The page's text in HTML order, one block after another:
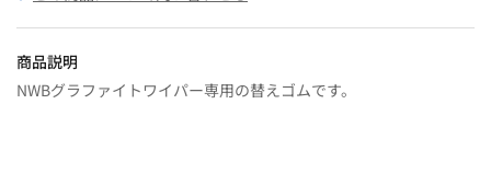
商品説明
NWBグラファイトワイパー専用の替えゴムです。